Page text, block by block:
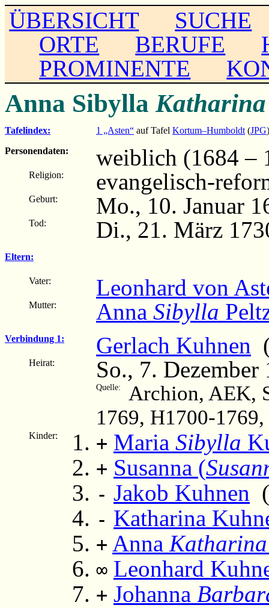
ÜBERSICHT
SUCHE
ORTE
BERUFE
PROMINENTE
Anna Sibylla Katharina
Tafelindex: 1 „Asten“ auf Tafel Kortum–Humboldt (JPG)
Personendaten:
weiblich (1684 –
Religion: evangelisch-
Geburt: Mo., 10. Januar
Tod: Di., 21. März
Eltern:
Vater: Leonhard von
Mutter: Anna Sibylla
Verbindung 1: Gerlach Kuhnen
Heirat: So., 7.
Quelle:
Archion, AEK,
1769, H1700-
Kinder: + Maria Sibylla
+ Susanna (
- Jakob Kuhnen
- Katharina
+ Anna Katharina
∞ Leonhard
+ Johanna